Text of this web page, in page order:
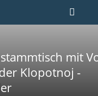
mit
Klopotnoj -